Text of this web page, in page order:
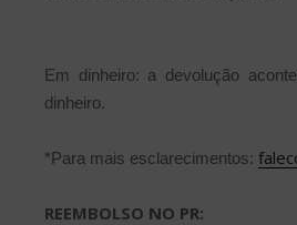
Em dinheiro: a devolução
dinheiro.
*Para mais esclarecimentos:
REEMBOLSO NO PR: